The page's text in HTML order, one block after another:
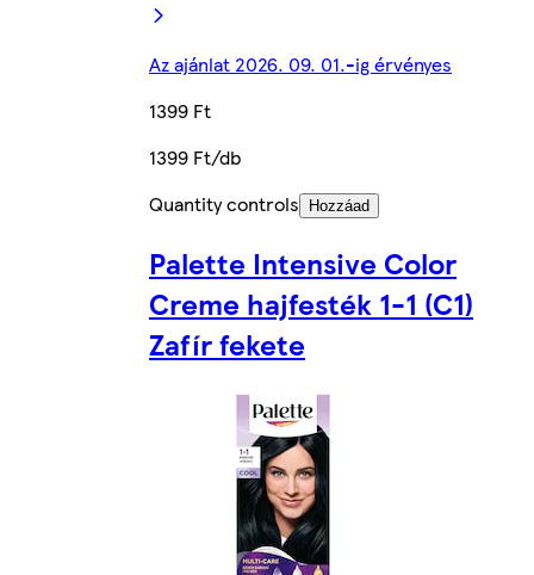
Az ajánlat 2026. 09. 01.-ig érvényes
1399 Ft
1399 Ft/db
Quantity controls
Hozzáad
Palette Intensive Color
Creme hajfesték 1-1 (C1)
Zafír fekete